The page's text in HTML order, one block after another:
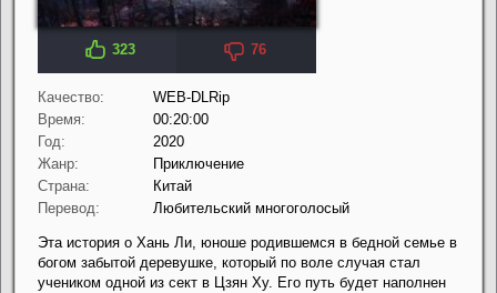
323 76
Качество:
WEB-DLRip
Время:
00:20:00
Год:
2020
Жанр:
Приключение
Страна:
Китай
Перевод:
Любительский многоголосый
Эта история о Хань Ли, юноше родившемся в бедной семье в
богом забытой деревушке, который по воле случая стал
учеником одной из сект в Цзян Ху. Его путь будет наполнен